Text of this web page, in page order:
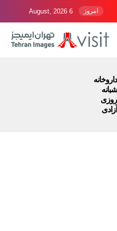
امروز 6 August, 2026
داروخانه
شبانه
روزی
آزادی